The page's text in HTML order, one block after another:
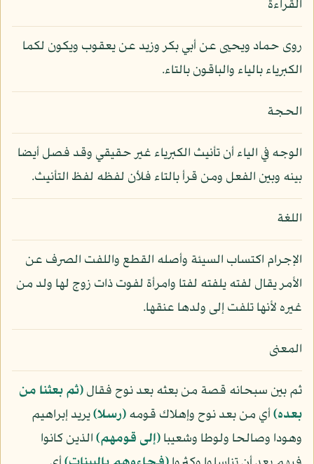
القراءة
روى حماد ويحيى عن أبي بكر وزيد عن يعقوب ويكون لكما
الكبرياء بالياء والباقون بالتاء.
الحجة
الوجه في الياء أن تأنيث الكبرياء غير حقيقي وقد فصل أيضا
بينه وبين الفعل ومن قرأ بالتاء فلأن لفظه لفظ التأنيث.
اللغة
الإجرام اكتساب السيئة وأصله القطع واللفت الصرف عن
الأمر يقال لفته يلفته لفتا وامرأة لفوت ذات زوج لها ولد من
غيره لأنها تلفت إلى ولدها عنقها.
المعنى
ثم بين سبحانه قصة من بعثه بعد نوح فقال﴿ثم بعثنا من
بعده﴾أي من بعد نوح وإهلاك قومه﴿رسلا﴾يريد إبراهيم
وهودا وصالحا ولوطا وشعيبا﴿إلى قومهم﴾الذين كانوا